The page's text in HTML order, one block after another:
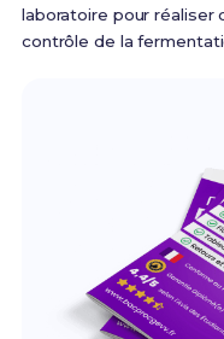
laboratoire pour réaliser
contrôle de la